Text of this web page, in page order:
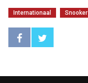
Internationaal Snooker